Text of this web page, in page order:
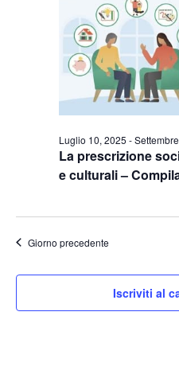
La prescrizione
e culturali –
Luglio 10, 2025 -
Giorno precedente
Iscriviti al